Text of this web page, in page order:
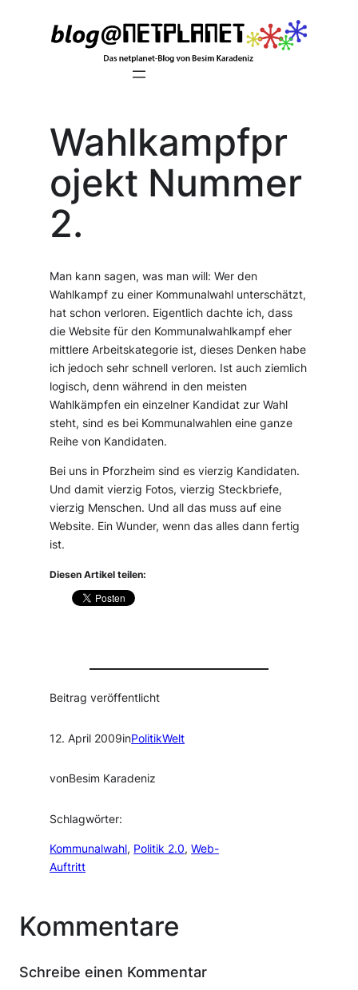
Wahlkampfpr
ojekt Nummer
2.
Man kann sagen, was man will: Wer den
Wahlkampf zu einer Kommunalwahl unterschätzt,
hat schon verloren. Eigentlich dachte ich, dass
die Website für den Kommunalwahlkampf eher
mittlere Arbeitskategorie ist, dieses Denken habe
ich jedoch sehr schnell verloren. Ist auch ziemlich
logisch, denn während in den meisten
Wahlkämpfen ein einzelner Kandidat zur Wahl
steht, sind es bei Kommunalwahlen eine ganze
Reihe von Kandidaten.
Bei uns in Pforzheim sind es vierzig Kandidaten.
Und damit vierzig Fotos, vierzig Steckbriefe,
vierzig Menschen. Und all das muss auf eine
Website. Ein Wunder, wenn das alles dann fertig
ist.
Diesen Artikel teilen:
Beitrag veröffentlicht
12. April 2009inPolitikWelt
vonBesim Karadeniz
Schlagwörter:
Kommunalwahl, Politik 2.0, Web-
Auftritt
Kommentare
Schreibe einen Kommentar